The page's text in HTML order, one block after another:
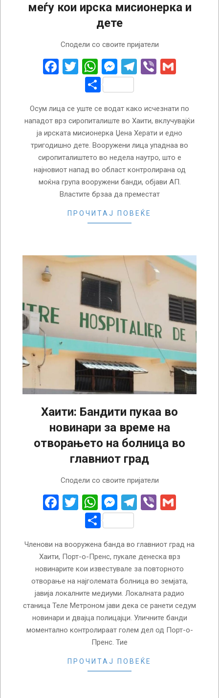
меѓу кои ирска мисионерка и
дете
Сподели со своите пријатели
Facebook
TwitterWhatsApp
Messenger
Telegram
Viber
Share
Осум лица се уште се водат како исчезнати по
нападот врз сиропиталиште во Хаити, вклучувајќи
ја ирската мисионерка Џена Херати и едно
тригодишно дете. Вооружени лица упаднаа во
сиропиталиштето во недела наутро, што е
најновиот напад во област контролирана од
моќна група вооружени банди, објави АП.
Властите брзаа да преместат
ПРОЧИТАЈ ПОВЕЌЕ
Хаити: Бандити пукаа во
новинари за време на
отворањето на болница во
главниот град
Сподели со своите пријатели
Facebook
Twitter
WhatsApp
Messenger
Telegram
Viber
Share
Членови на вооружена банда во главниот град на
Хаити, Порт-о-Пренс, пукале денеска врз
новинарите кои известувале за повторното
отворање на најголемата болница во земјата,
јавија локалните медиуми. Локалната радио
станица Теле Метроном јави дека се ранети седум
новинари и двајца полицајци. Уличните банди
моментално контролираат голем дел од Порт-о-
Пренс. Тие
ПРОЧИТАЈ ПОВЕЌЕ